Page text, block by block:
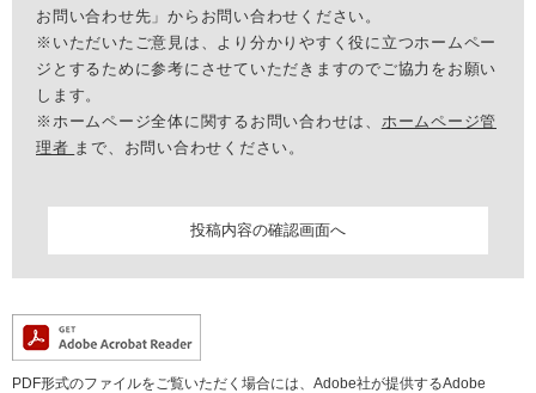
お問い合わせ先」からお問い合わせください。
※いただいたご意見は、より分かりやすく役に立つホームペー
ジとするために参考にさせていただきますのでご協力をお願い
します。
※ホームページ全体に関するお問い合わせは、 ホームページ管
理者 まで、お問い合わせください。
PDF形式のファイルをご覧いただく場合には、Adobe社が提供するAdobe